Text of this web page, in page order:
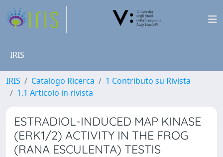
IRIS
IRIS Catalogo Ricerca
1 Contributo su Rivista
1.1 Articolo in rivista
ESTRADIOL-INDUCED MAP KINASE
(ERK1/2) ACTIVITY IN THE FROG
(RANA ESCULENTA) TESTIS